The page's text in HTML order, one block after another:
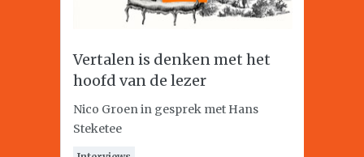
Vertalen is denken met het
hoofd van de lezer
Nico Groen in gesprek met Hans
Steketee